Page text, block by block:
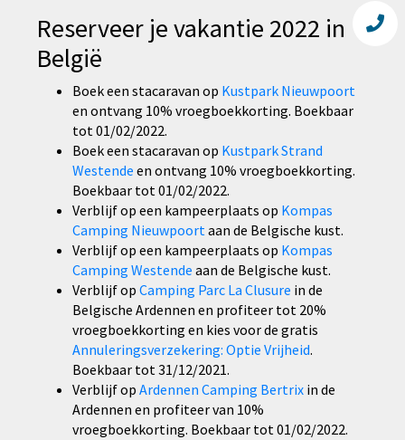
Reserveer je vakantie 2022 in
België
Boek een stacaravan op Kustpark Nieuwpoort
en ontvang 10% vroegboekkorting. Boekbaar
tot 01/02/2022.
Boek een stacaravan op Kustpark Strand
Westende en ontvang 10% vroegboekkorting.
Boekbaar tot 01/02/2022.
Verblijf op een kampeerplaats op Kompas
Camping Nieuwpoortaan de Belgische kust.
Verblijf op een kampeerplaats op Kompas
Camping Westende aan de Belgische kust.
Verblijf op Camping Parc La Clusure in de
Belgische Ardennen en profiteer tot 20%
vroegboekkorting en kies voor de gratis
Annuleringsverzekering: Optie Vrijheid.
Boekbaar tot 31/12/2021.
Verblijf op Ardennen Camping Bertrix in de
Ardennen en profiteer van 10%
vroegboekkorting. Boekbaar tot 01/02/2022.